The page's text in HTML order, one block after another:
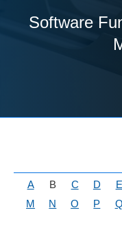
Software
A B C D E
M
N O P Q